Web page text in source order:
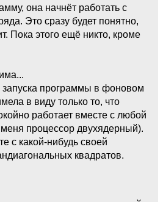
она начнёт работать с
Это сразу будет понятно,
Пока этого ещё никто, кроме
запуска программы в фоновом
в виду только то, что
работает вместе с любой
процессор двухядерный).
с какой-нибудь своей
квадратов.